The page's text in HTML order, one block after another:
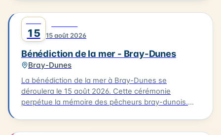
15 15 août 2026
Bénédiction de la mer - Bray-Dunes
Bray-Dunes
La bénédiction de la mer à Bray-Dunes se
déroulera le 15 août 2026. Cette cérémonie
perpétue la mémoire des pêcheurs bray-dunois.